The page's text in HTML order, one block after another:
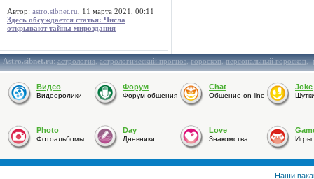
Автор: astro.sibnet.ru , 11 марта 2021, 00:11
Здесь обсуждается статья: Числа
открывают тайны мироздания
Astro.sibnet.ru:астрология,астрологический прогноз,гороскоп,персональный гороскоп,
Видео
Видеоролики
Форум
Форум общения
Chat
Общение on-line
Joke
Photo
Фотоальбомы
Day
Дневники
Love
Знакомства Игры
Наши